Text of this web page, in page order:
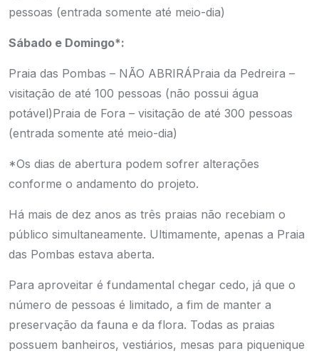
pessoas (entrada somente até meio-dia)
Sábado e Domingo*:
Praia das Pombas – NÃO ABRIRÁPraia da Pedreira –
visitação de até 100 pessoas (não possui água
potável)Praia de Fora – visitação de até 300 pessoas
(entrada somente até meio-dia)
*Os dias de abertura podem sofrer alterações
conforme o andamento do projeto.
Há mais de dez anos as três praias não recebiam o
público simultaneamente. Ultimamente, apenas a Praia
das Pombas estava aberta.
Para aproveitar é fundamental chegar cedo, já que o
número de pessoas é limitado, a fim de manter a
preservação da fauna e da flora. Todas as praias
possuem banheiros, vestiários, mesas para piquenique